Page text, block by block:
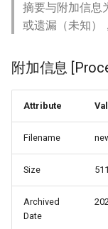
摘要与附加信息
或遗漏（未知）
附加信息
Attribute
Filename
Size
Archived
Date